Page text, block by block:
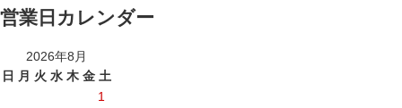
営業日カレンダー
2026年8月
日
月 火 水 木 金 土
1